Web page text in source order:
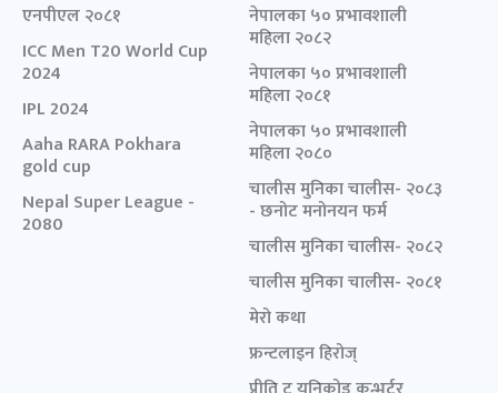
एनपीएल २०८१
ICC Men T20 World Cup
2024
IPL 2024
Aaha RARA Pokhara
gold cup
Nepal Super League -
2080
नेपालका ५० प्रभावशाली
महिला २०८२
नेपालका ५० प्रभावशाली
महिला २०८१
नेपालका ५० प्रभावशाली
महिला २०८०
चालीस मुनिका चालीस- २०८३
- छनोट मनोनयन फर्म
चालीस मुनिका चालीस- २०८२
चालीस मुनिका चालीस- २०८१
मेरो कथा
फ्रन्टलाइन हिरोज्